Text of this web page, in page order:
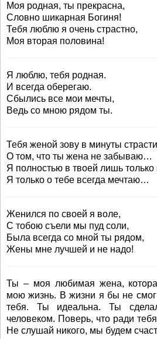
Моя родная, ты прекрасна,
Словно шикарная Богиня!
Тебя люблю я очень страстно,
Моя вторая половина!
Я люблю, тебя родная.
И всегда оберегаю.
Сбылись все мои мечты,
Ведь со мною рядом ты.
Тебя женой зову в минуты
О том, что ты жена не забываю…
Я полностью в твоей лишь только
Я только о тебе всегда мечтаю…
Женился по своей я воле,
С тобою съели мы пуд соли,
Была всегда со мной ты рядом,
Жены мне лучшей и не надо!
Ты – моя любимая жена,
мою жизнь. В жизни я бы не
тебя. Ты идеальна. Ты
человеком. Поверь, что ради
Не слушай никого, мы будем